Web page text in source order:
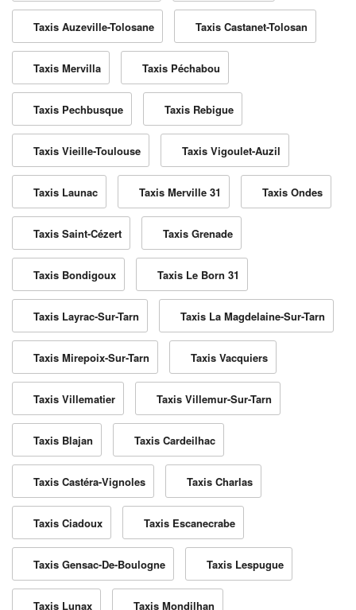
Taxis Auzeville-Tolosane Taxis Castanet-Tolosan
Taxis Mervilla Taxis Péchabou
Taxis Pechbusque Taxis Rebigue
Taxis Vieille-Toulouse Taxis Vigoulet-Auzil
Taxis Launac Taxis Merville 31 Taxis Ondes
Taxis Saint-Cézert Taxis Grenade
Taxis Bondigoux Taxis Le Born 31
Taxis Layrac-Sur-Tarn Taxis La Magdelaine-Sur-Tarn
Taxis Mirepoix-Sur-Tarn Taxis Vacquiers
Taxis Villematier Taxis Villemur-Sur-Tarn
Taxis Blajan Taxis Cardeilhac
Taxis Castéra-Vignoles Taxis Charlas
Taxis Ciadoux Taxis Escanecrabe
Taxis Gensac-De-Boulogne Taxis Lespugue
Taxis Lunax Taxis Mondilhan